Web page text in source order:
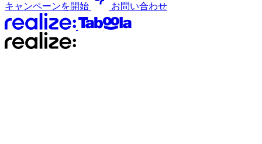
キャンペーンを開始 お問い合わせ